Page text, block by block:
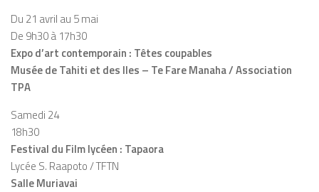
Du 21 avril au 5 mai
De 9h30 à 17h30
Expo d’art contemporain : Têtes coupables
Musée de Tahiti et des Iles – Te Fare Manaha / Association
TPA
Samedi 24
18h30
Festival du Film lycéen : Tapaora
Lycée S. Raapoto / TFTN
Salle Muriavai